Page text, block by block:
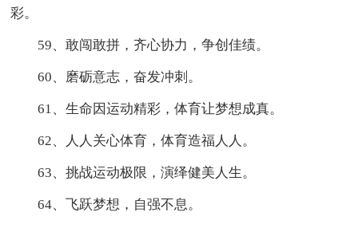
彩。
59、敢闯敢拼，齐心协力，争创佳绩。
60、磨砺意志，奋发冲刺。
61、生命因运动精彩，体育让梦想成真。
62、人人关心体育，体育造福人人。
63、挑战运动极限，演绎健美人生。
64、飞跃梦想，自强不息。